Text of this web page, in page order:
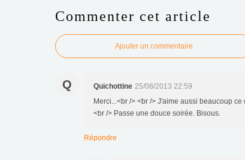
Commenter cet article
Ajouter un commentaire
Q Quichottine 25/08/2013 22:59
Merci...<br /> <br /> J'aime aussi beaucoup
<br /> Passe une douce soirée. Bisous.
Répondre